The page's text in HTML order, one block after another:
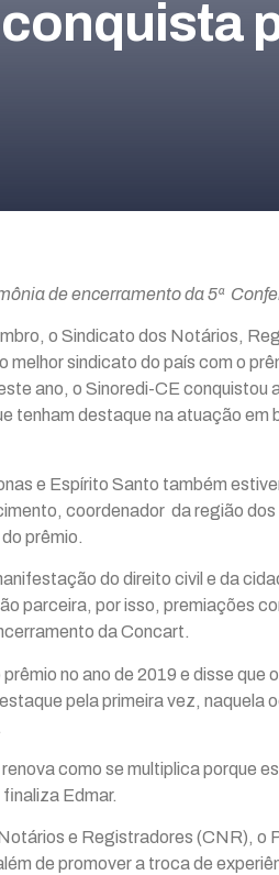
de encerramento da 5ª
o Sindicato dos Notários,
melhor sindicato do país com o
ano, o Sinoredi-CE conquistou
tenham destaque na atuação em
e Espírito Santo também
coordenador da região dos
prêmio.
do direito civil e da
parceira, por isso, premiações
da Concart.
no ano de 2019 e disse que
pela primeira vez, naquela
como se multiplica porque
Edmar.
e Registradores (CNR), o
de promover a troca de